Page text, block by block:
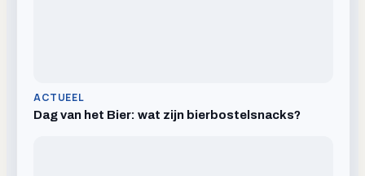
ACTUEEL
Dag van het Bier: wat zijn bierbostelsnacks?